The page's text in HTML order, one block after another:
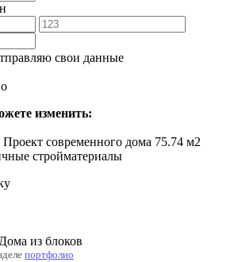
свои данные
изменить:
современного дома 75.74 м2
стройматериалы
из блоков
портфолио